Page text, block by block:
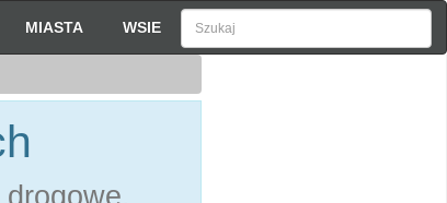
MIASTA WSIE